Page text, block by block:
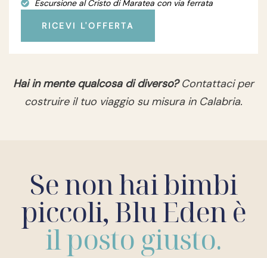
Escursione al Cristo di Maratea con via ferrata
RICEVI L'OFFERTA
Hai in mente qualcosa di diverso?Contattaci per
costruire il tuo viaggio su misura in Calabria.
Se non hai bimbi
piccoli, Blu Eden è
il posto giusto.